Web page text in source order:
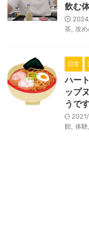
飲む
茶 攻
日常
ハー
ップ
うで
館 体験